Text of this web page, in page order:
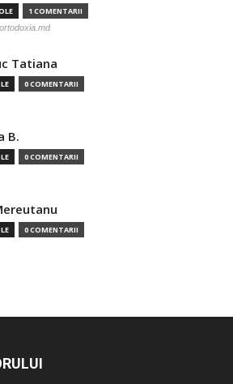
1 COMENTARII
Tatiana
0 COMENTARII
B.
0 COMENTARII
0 COMENTARII